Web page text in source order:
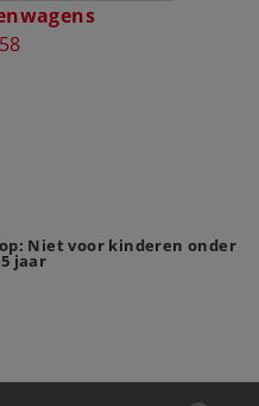
Niet voor kinderen onder
jaar